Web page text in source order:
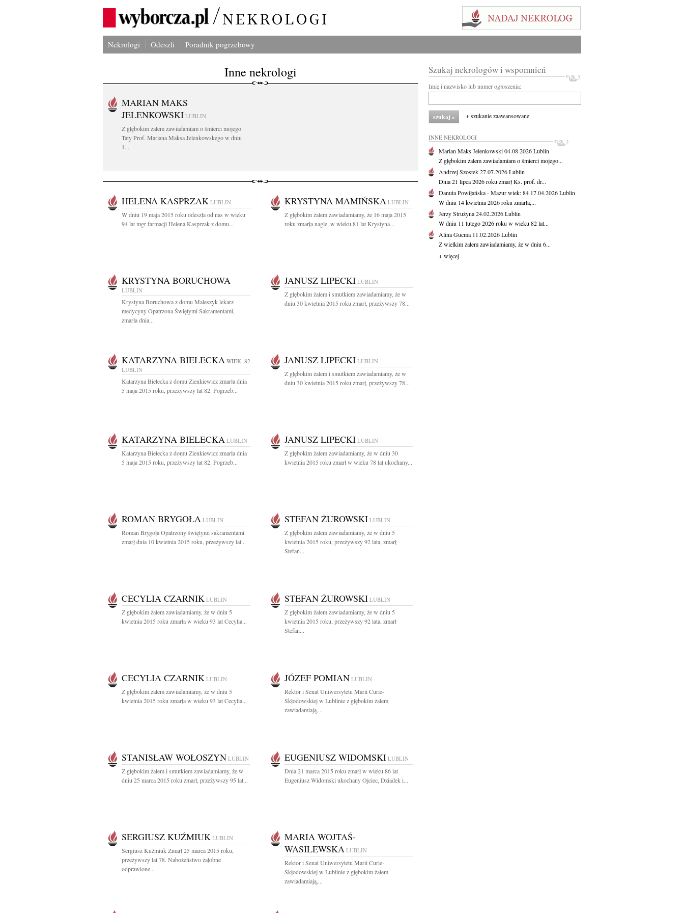
Nekrologi Odeszli Poradnik pogrzebowy
Inne nekrologi
MARIAN MAKS
JELENKOWSKI LUBLIN
Z głębokim żalem zawiadamiam o śmierci mojego
Taty Prof. Mariana Maksa Jelenkowskego w dniu
1...
HELENA KASPRZAK LUBLIN
W dniu 19 maja 2015 roku odeszła od nas w wieku
94 lat mgr farmacji Helena Kasprzak z domu...
KRYSTYNA MAMIŃSKA LUBLIN
Z głębokim żalem zawiadamiamy, że 16 maja 2015
roku zmarła nagle, w wieku 81 lat Krystyna...
KRYSTYNA BORUCHOWA
LUBLIN
Krystyna Boruchowa z domu Maleszyk lekarz
medycyny Opatrzona Świętymi Sakramentami,
zmarła dnia...
JANUSZ LIPECKI LUBLIN
Z głębokim żalem i smutkiem zawiadamiamy, że w
dniu 30 kwietnia 2015 roku zmarł, przeżywszy 78...
KATARZYNA BIELECKA WIEK: 82
LUBLIN
Katarzyna Bielecka z domu Zienkiewicz zmarła dnia
5 maja 2015 roku, przeżywszy lat 82. Pogrzeb...
JANUSZ LIPECKI LUBLIN
Z głębokim żalem i smutkiem zawiadamiamy, że w
dniu 30 kwietnia 2015 roku zmarł, przeżywszy 78...
KATARZYNA BIELECKA LUBLIN
Katarzyna Bielecka z domu Zienkiewicz zmarła dnia
5 maja 2015 roku, przeżywszy lat 82. Pogrzeb...
JANUSZ LIPECKI LUBLIN
Z głębokim żalem zawiadamiamy, że w dniu 30
kwietnia 2015 roku zmarł w wieku 78 lat ukochany...
ROMAN BRYGOŁA LUBLIN
Roman Brygoła Opatrzony świętymi sakramentami
zmarł dnia 10 kwietnia 2015 roku, przeżywszy lat...
STEFAN ŻUROWSKI LUBLIN
Z głębokim żalem zawiadamiamy, że w dniu 5
kwietnia 2015 roku, przeżywszy 92 lata, zmarł
Stefan...
CECYLIA CZARNIK LUBLIN
Z głębokim żalem zawiadamiamy, że w dniu 5
kwietnia 2015 roku zmarła w wieku 93 lat Cecylia...
STEFAN ŻUROWSKI LUBLIN
Z głębokim żalem zawiadamiamy, że w dniu 5
kwietnia 2015 roku, przeżywszy 92 lata, zmarł
Stefan...
CECYLIA CZARNIK LUBLIN
Z głębokim żalem zawiadamiamy, że w dniu 5
kwietnia 2015 roku zmarła w wieku 93 lat Cecylia...
JÓZEF POMIAN LUBLIN
Rektor i Senat Uniwersytetu Marii Curie-
Skłodowskiej w Lublinie z głębokim żalem
zawiadamiają,...
STANISŁAW WOŁOSZYN LUBLIN
Z głębokim żalem i smutkiem zawiadamiamy, że w
dniu 25 marca 2015 roku zmarł, przeżywszy 95 lat...
EUGENIUSZ WIDOMSKI LUBLIN
Dnia 21 marca 2015 roku zmarł w wieku 86 lat
Eugeniusz Widomski ukochany Ojciec, Dziadek i...
SERGIUSZ KUŹMIUK LUBLIN
Sergiusz Kuźmiuk Zmarł 25 marca 2015 roku,
przeżywszy lat 78. Nabożeństwo żałobne
odprawione...
MARIA WOJTAŚ-
WASILEWSKA LUBLIN
Rektor i Senat Uniwersytetu Marii Curie-
Skłodowskiej w Lublinie z głębokim żalem
zawiadamiają,...
Szukaj nekrologów i wspomnień
Imię i nazwisko lub numer ogłoszenia:
+ szukanie zaawansowane
INNE NEKROLOGI
Marian Maks Jelenkowski04.08.2026Lublin
Z głębokim żalem zawiadamiam o śmierci mojego...
Andrzej Szostek27.07.2026Lublin
Dnia 21 lipca 2026 roku zmarł Ks. prof. dr...
Danuta Powiłańska - Mazurwiek: 84 17.04.2026Lublin
W dniu 14 kwietnia 2026 roku zmarła,...
Jerzy Strużyna24.02.2026Lublin
W dniu 11 lutego 2026 roku w wieku 82 lat...
Alina Gucma 11.02.2026Lublin
Z wielkim żalem zawiadamiamy, że w dniu 6...
+ więcej